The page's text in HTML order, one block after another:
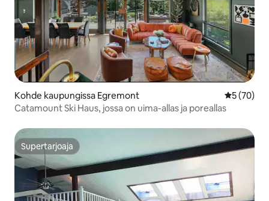
Kohde kaupungissa Egremont
5 (70)
Catamount Ski Haus, jossa on uima-allas ja poreallas
Supertarjoaja
Supertarjoaja